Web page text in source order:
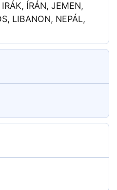
ÍRÁN, JEMEN,
LIBANON, NEPÁL,